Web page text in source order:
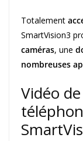
Totalement
SmartVision3
caméras, une
nombreuses
Vidéo